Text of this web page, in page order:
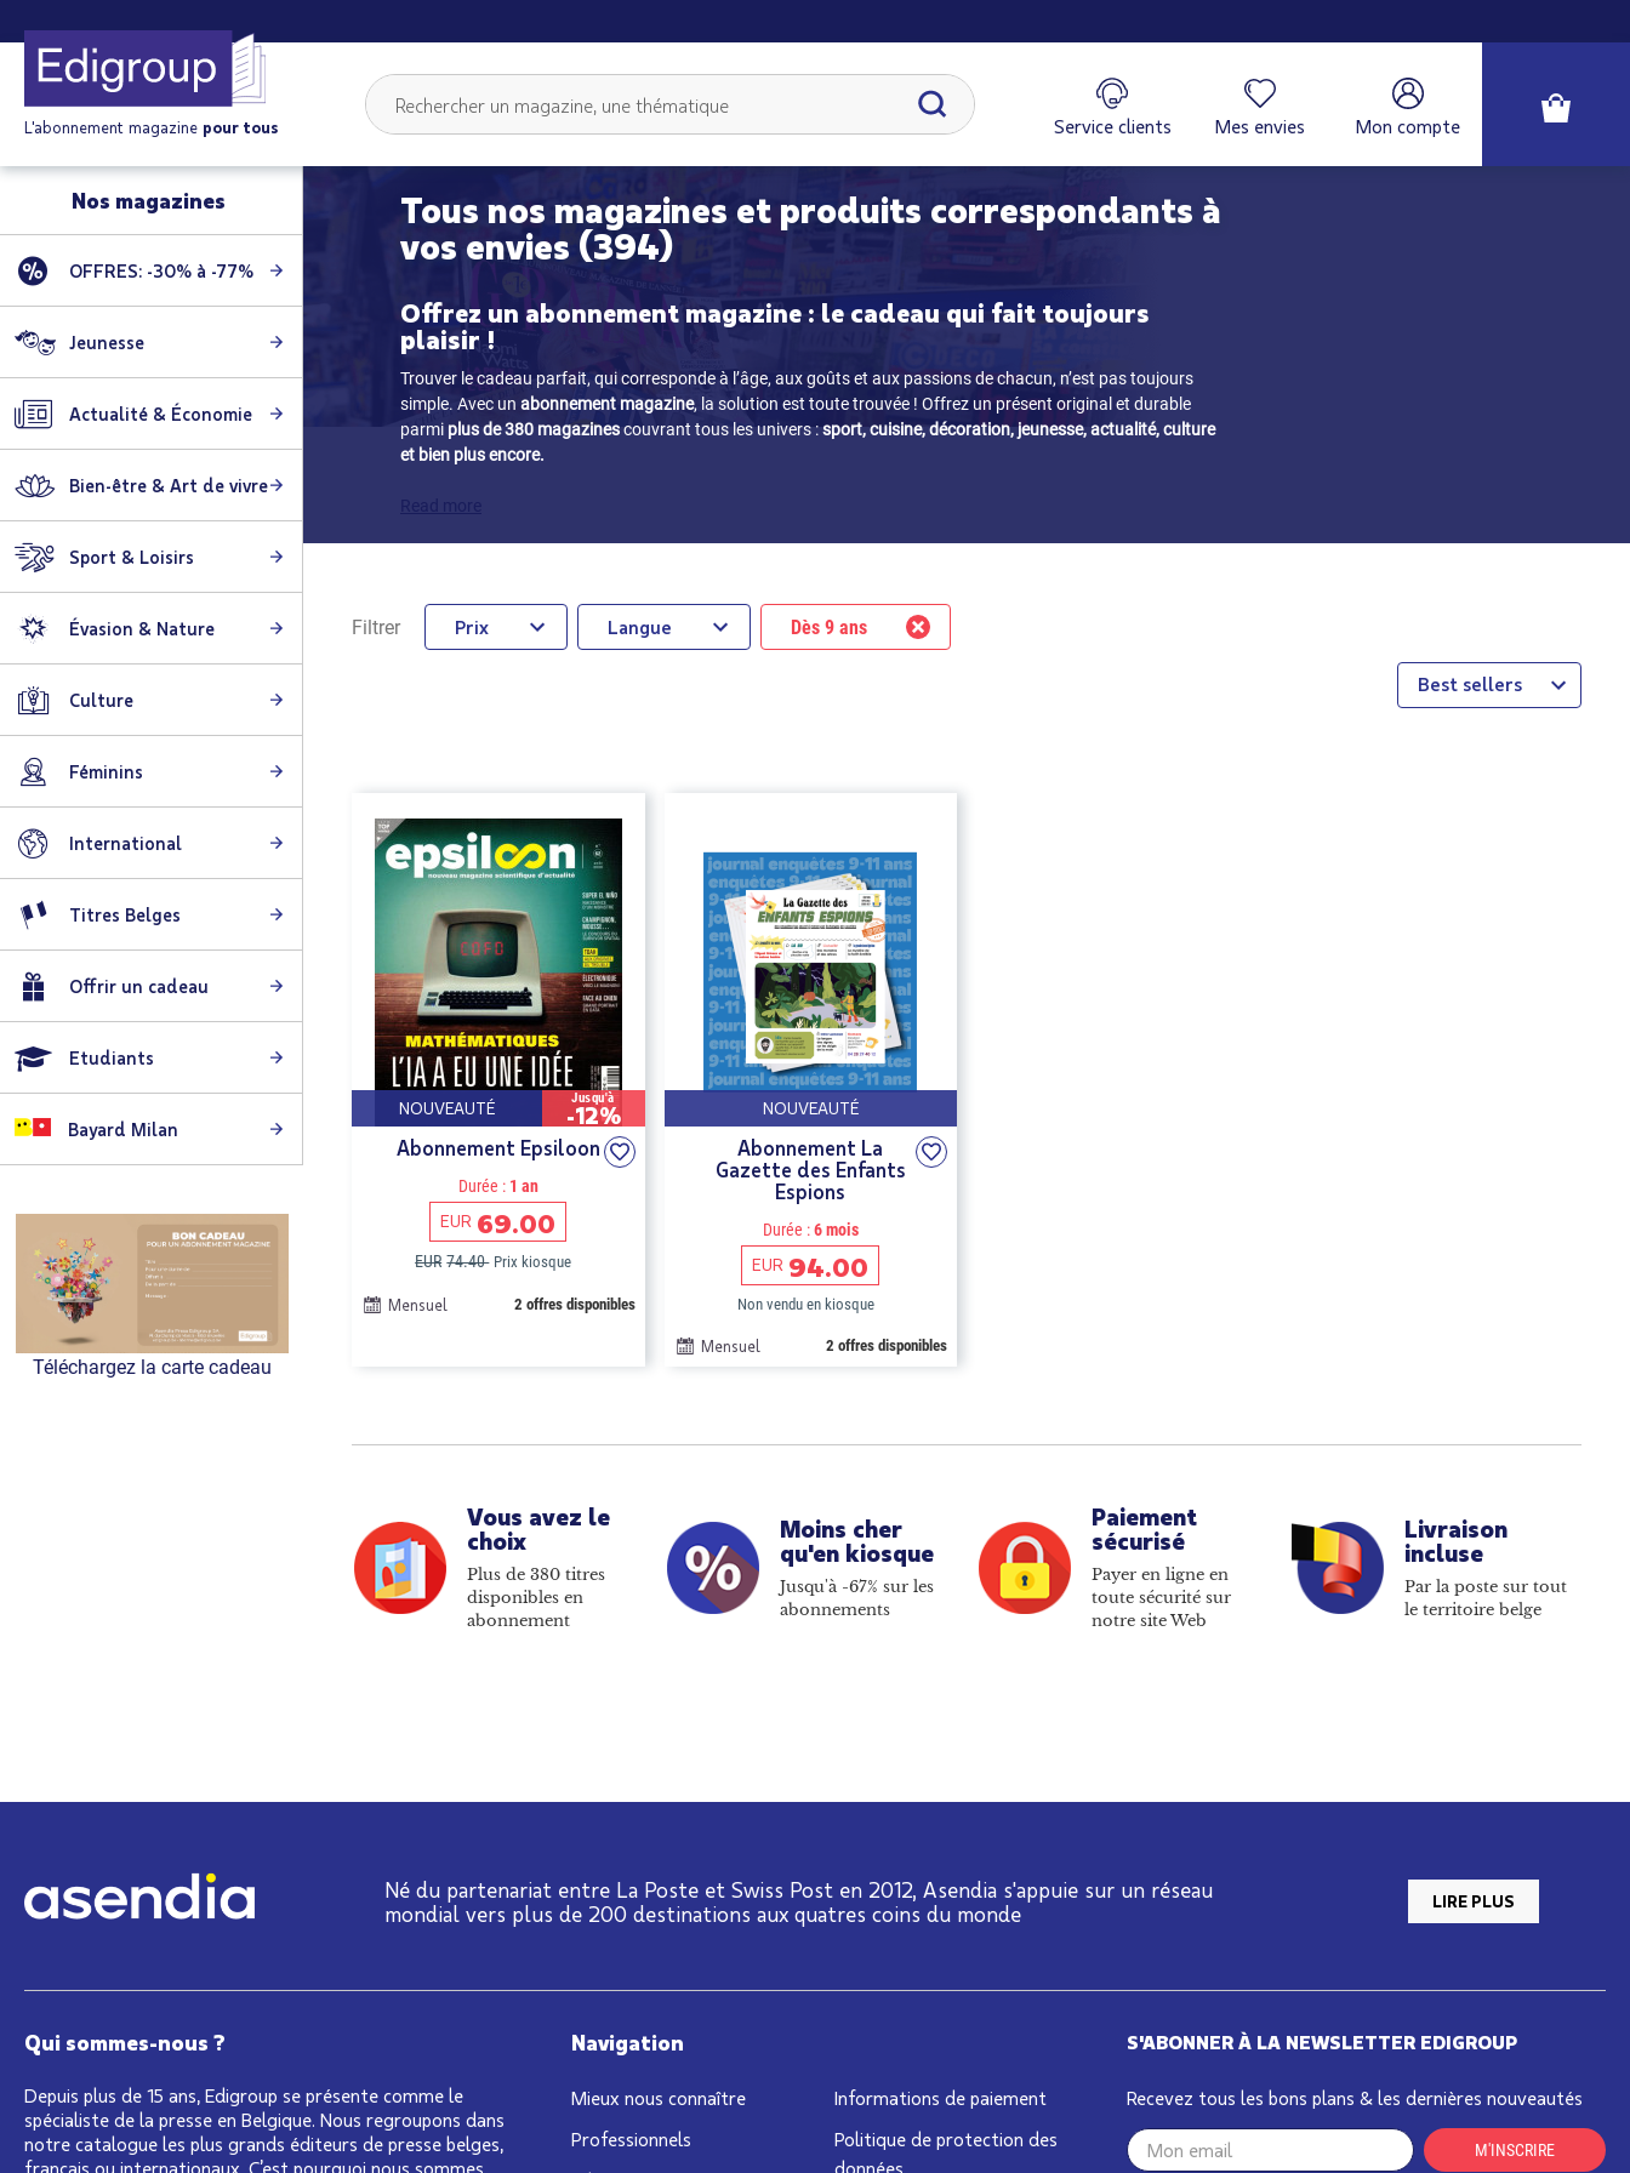
Service clients Mes envies Mon compte
L'abonnement magazine pour tous
Tous nos magazines et produits correspondants à
vos envies (394)
Offrez un abonnement magazine : le cadeau qui fait toujours
plaisir !
Trouver le cadeau parfait, qui corresponde à l’âge, aux goûts et aux passions de chacun, n’est pas toujours
simple. Avec un abonnement magazine, la solution est toute trouvée ! Offrez un présent original et durable
parmi plus de 380 magazinescouvrant tous les univers :sport, cuisine, décoration, jeunesse, actualité, culture
et bien plus encore.
Filtrer Prix Langue Dès 9 ans
Best sellers
NOUVEAUTÉ Jusqu'à
-12%
Abonnement Epsiloon
Durée :1 an
EUR 69.00
EUR 74.40 Prix kiosque
Mensuel 2 offres disponibles
NOUVEAUTÉ
Abonnement La
Gazette des Enfants
Espions
Durée :6 mois
EUR 94.00
Non vendu en kiosque
Mensuel 2 offres disponibles
Vous avez le
choix
Plus de 380 titres
disponibles en
abonnement
Moins cher
qu'en kiosque
Jusqu'à -67% sur les
abonnements
Paiement
sécurisé
Payer en ligne en
toute sécurité sur
notre site Web
Livraison
incluse
Par la poste sur tout
le territoire belge
Nos magazines
OFFRES: -30% à -77%
Jeunesse
Actualité & Économie
Bien-être & Art de vivre
Sport & Loisirs
Évasion & Nature
Culture
Féminins
International
Titres Belges
Offrir un cadeau
Etudiants
Bayard Milan
Téléchargez la carte cadeau
Né du partenariat entre La Poste et Swiss Post en 2012, Asendia s'appuie sur un réseau
mondial vers plus de 200 destinations aux quatres coins du monde
LIRE PLUS
Qui sommes-nous ?
Depuis plus de 15 ans, Edigroup se présente comme le
spécialiste de la presse en Belgique. Nous regroupons dans
notre catalogue les plus grands éditeurs de presse belges,
français ou internationaux. C’est pourquoi nous sommes
S'ABONNER À LA NEWSLETTER EDIGROUP
Recevez tous les bons plans & les dernières nouveautés
Your
M'INSCRIRE
Navigation
Mieux nous connaître
Professionnels
Informations de paiement
Politique de protection des
données